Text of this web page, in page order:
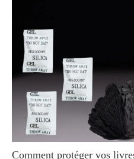
Comment protéger vos